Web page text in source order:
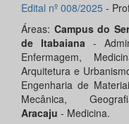
Edital nº 008/2025 -
Áreas: Campus do
de Itabaiana-
Enfermagem,
Arquitetura e
Engenharia de
Mecânica,
Aracaju - Medicina.